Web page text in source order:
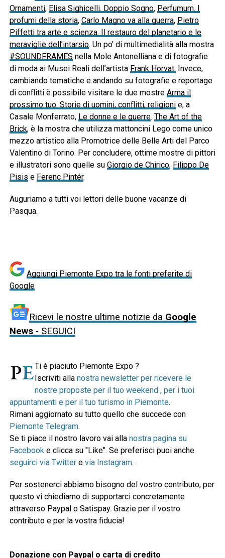
Ornamenti, Elisa Sighicelli. Doppio Sogno, Perfumum. I
profumi della storia, Carlo Magno va alla guerra, Pietro
Piffetti tra arte e scienza. Il restauro del planetario e le
meraviglie dell’intarsio. Un po’ di multimedialità alla mostra
#SOUNDFRAMES nella Mole Antonelliana e di fotografie
di moda ai Musei Reali dell’artista Frank Horvat. Invece,
cambiando tematiche e andando su fotografie e reportage
di conflitti è possibile visitare le due mostre Arma il
prossimo tuo. Storie di uomini, conflitti, religionie, a
Casale Monferrato, Le donne e le guerre. The Art of the
Brick, è la mostra che utilizza mattoncini Lego come unico
mezzo artistico alla Promotrice delle Belle Arti del Parco
Valentino di Torino. Per concludere, ottime mostre di pittori
e illustratori sono quelle su Giorgio de Chirico, Filippo De
Pisis e Ferenc Pintér.
Auguriamo a tutti voi lettori delle buone vacanze di
Pasqua.
Aggiungi Piemonte Expo tra le fonti preferite di
Google
Ricevi le nostre ultime notizie da Google
News- SEGUICI
Ti è piaciuto Piemonte Expo ?
Iscriviti alla nostra newsletter per ricevere le
nostre proposte per il tuo weekend , per i tuoi
appuntamenti e per il tuo turismo in Piemonte.
Rimani aggiornato su tutto quello che succede con
Piemonte Telegram.
Se ti piace il nostro lavoro vai alla nostra pagina su
Facebooke clicca su "Like". Se preferisci puoi anche
seguirci via Twittere via Instagram.
Per sostenerci abbiamo bisogno del vostro contributo, per
questo vi chiediamo di supportarci concretamente
attraverso Paypal o Satispay. Grazie per il vostro
contributo e per la vostra fiducia!
Donazione con Paypal o carta di credito